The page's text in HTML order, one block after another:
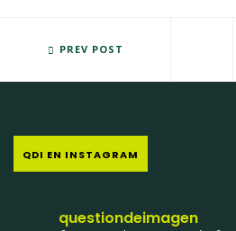
PREV POST
ENERO 2017: EL ABOMINABLE
QDI EN INSTAGRAM
questiondeimagen